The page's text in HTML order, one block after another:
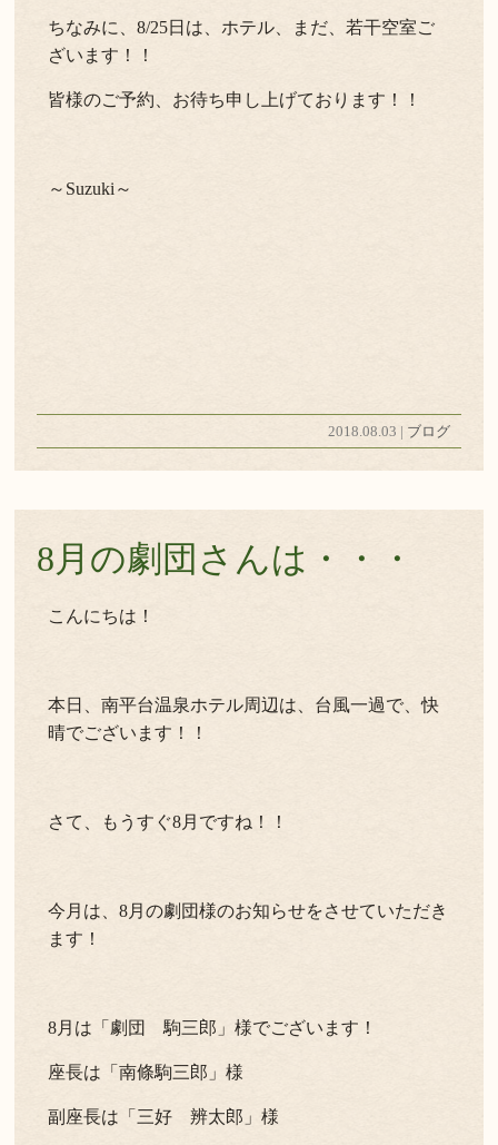
ちなみに、8/25日は、ホテル、まだ、若干空室ご
ざいます！！
皆様のご予約、お待ち申し上げております！！
～Suzuki～
2018.08.03 | ブログ
8月の劇団さんは・・・
こんにちは！
本日、南平台温泉ホテル周辺は、台風一過で、快
晴でございます！！
さて、もうすぐ8月ですね！！
今月は、8月の劇団様のお知らせをさせていただき
ます！
8月は「劇団 駒三郎」様でございます！
座長は「南條駒三郎」様
副座長は「三好 辨太郎」様